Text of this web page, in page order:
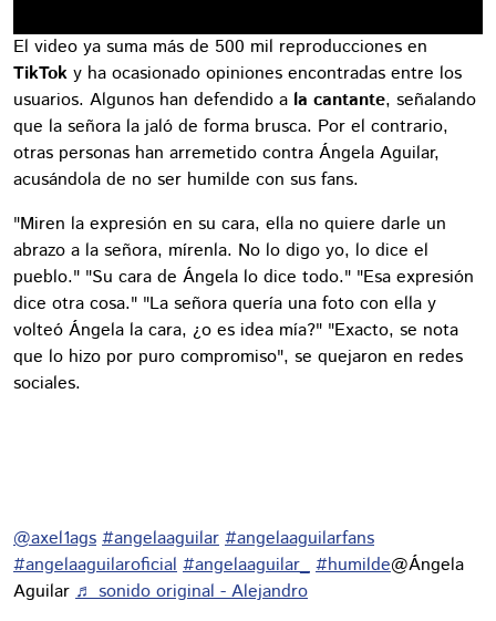
El video ya suma más de 500 mil reproducciones en
TikTok y ha ocasionado opiniones encontradas entre los
usuarios. Algunos han defendido a la cantante, señalando
que la señora la jaló de forma brusca. Por el contrario,
otras personas han arremetido contra Ángela Aguilar,
acusándola de no ser humilde con sus fans.
"Miren la expresión en su cara, ella no quiere darle un
abrazo a la señora, mírenla. No lo digo yo, lo dice el
pueblo." "Su cara de Ángela lo dice todo." "Esa expresión
dice otra cosa." "La señora quería una foto con ella y
volteó Ángela la cara, ¿o es idea mía?" "Exacto, se nota
que lo hizo por puro compromiso", se quejaron en redes
sociales.
@axel1ags #angelaaguilar #angelaaguilarfans
#angelaaguilaroficial #angelaaguilar_ #humilde@Ángela
Aguilar ♬ sonido original - Alejandro